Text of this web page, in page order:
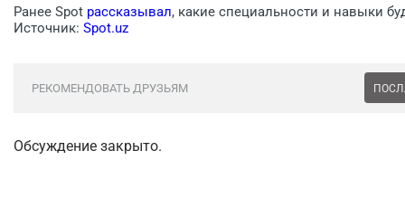
Ранее Spot рассказывал, какие специальности и навыки
Источник: Spot.uz
РЕКОМЕНДОВАТЬ ДРУЗЬЯМ
Обсуждение закрыто.